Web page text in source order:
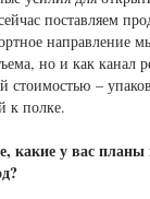
поставляем
направление
но и как канал
стоимостью –
к полке.
какие у вас планы